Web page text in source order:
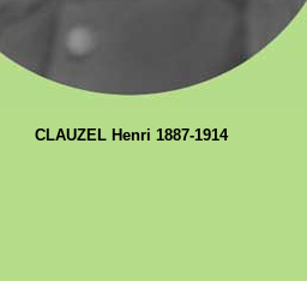
CLAUZEL Henri 1887-1914